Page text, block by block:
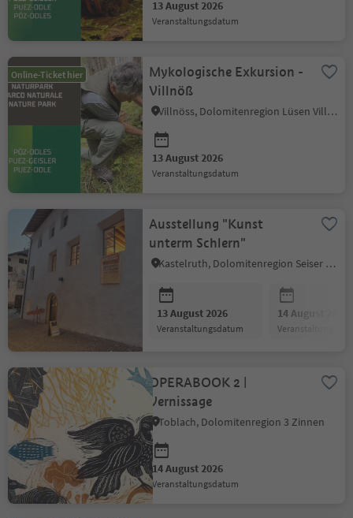
13 August 2026
Veranstaltungsdatum
Online-Ticket hier
Mykologische Exkursion -
Villnöß
Villnöss, Dolomitenregion Lüsen Villnöss
13 August 2026
Veranstaltungsdatum
Ausstellung "Kunst
unterm Schlern"
Kastelruth, Dolomitenregion Seiser Alm
13 August 2026
Veranstaltungsdatum
14 August 2026
OPERABOOK 2 |
Vernissage
Toblach, Dolomitenregion 3 Zinnen
14 August 2026
Veranstaltungsdatum